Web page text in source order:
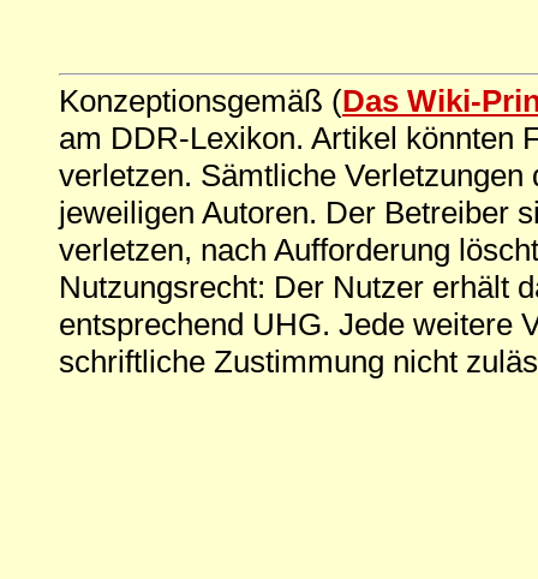
Konzeptionsgemäß (Das Wiki-
am DDR-Lexikon. Artikel könnten
verletzen. Sämtliche
jeweiligen Autoren. Der Betreiber
verletzen, nach Aufforderung
Nutzungsrecht: Der Nutzer erhält
entsprechend UHG. Jede weitere
schriftliche Zustimmung nicht